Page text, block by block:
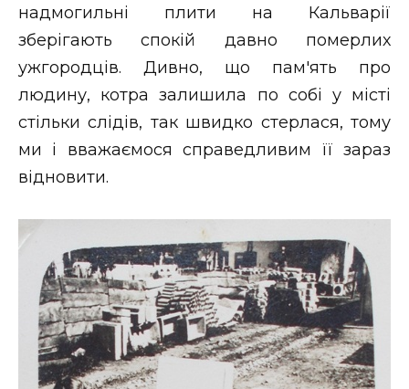
надмогильні плити на Кальварії
зберігають спокій давно померлих
ужгородців. Дивно, що пам'ять про
людину, котра залишила по собі у місті
стільки слідів, так швидко стерлася, тому
ми і вважаємося справедливим її зараз
відновити.